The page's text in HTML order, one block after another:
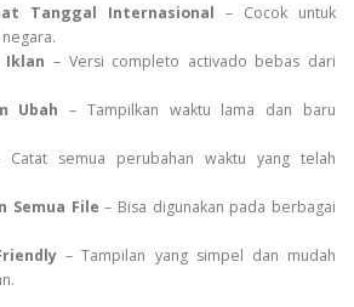
Tanggal Internasional – Cocok untuk
Iklan – Versi completo activado bebas dari
Ubah – Tampilkan waktu lama dan baru
Catat semua perubahan waktu yang telah
Semua File – Bisa digunakan pada berbagai
– Tampilan yang simpel dan mudah